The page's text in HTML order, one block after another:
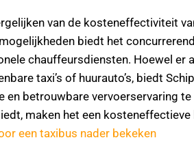
van de kosteneffectiviteit
biedt het
chauffeursdiensten. Hoewel er
taxi’s of huurauto’s, biedt
en betrouwbare vervoerservaring
maken het een
een taxibus nader bekeken